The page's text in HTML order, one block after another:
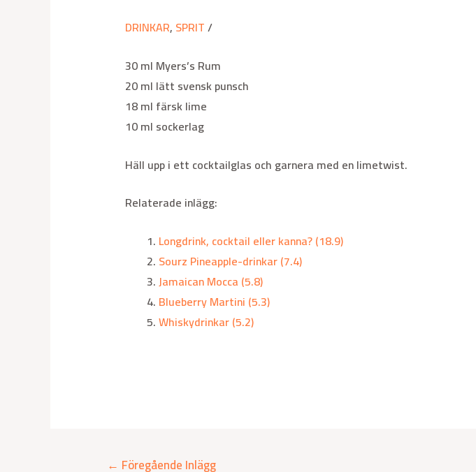
DRINKAR, SPRIT/
30 ml Myers’s Rum
20 ml lätt svensk punsch
18 ml färsk lime
10 ml sockerlag
Häll upp i ett cocktailglas och garnera med en limetwist.
Relaterade inlägg:
Longdrink, cocktail eller kanna? (18.9)
Sourz Pineapple-drinkar (7.4)
Jamaican Mocca (5.8)
Blueberry Martini (5.3)
Whiskydrinkar (5.2)
← Föregående Inlägg